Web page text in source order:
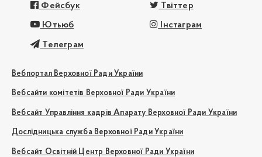
Фейсбук Твіттер
Ютьюб Інстаграм
Телеграм
Вебпортал Верховної Ради України
Вебсайти комітетів Верховної Ради України
Вебсайт Управління кадрів Апарату Верховної Ради України
Дослідницька служба Верховної Ради України
Вебсайт Освітній Центр Верховної Ради України